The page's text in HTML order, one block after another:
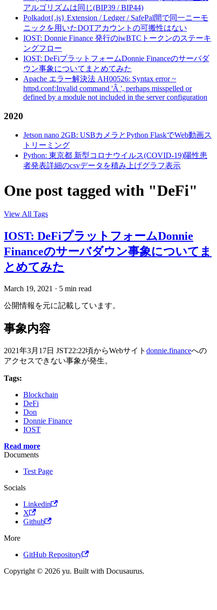
アルゴリズムは同じ(BIP39 / BIP44)
Polkadot{.js} Extension / Ledger / SafePal間で同一ニーモ
ニックを用いたDOTアカウントの可搬性はない
IOST: Donnie Finance 発行のiwBTCトークンのステーキ
ングフロー
IOST: DeFiプラットフォームDonnie Financeのサーバダ
ウン事象についてまとめてみた
Apache エラー解決法 AH00526: Syntax error ~
httpd.conf:Invalid command 'Â ', perhaps misspelled or
defined by a module not included in the server configuration
2020
Jetson nano 2GB: USBカメラとPython FlaskでWeb動画ス
トリーミング
Python: 東京都 新型コロナウイルス(COVID-19)陽性患
者発表詳細のcsvデータを積み上げグラフ表示
One post tagged with "DeFi"
View All Tags
IOST: DeFiプラットフォームDonnie
Financeのサーバダウン事象についてま
とめてみた
March 19, 2021 · 5 min read
公開情報を元に記載しています。
事象内容
2021年3月17日 JST22:22頃からWebサイト donnie.financeへの
アクセスできない事象が発生。
Tags:
Blockchain
DeFi
Don
Donnie Finance
IOST
Read more
Documents
Test Page
Socials
Linkedin
X
Github
More
GitHub Repository
Copyright © 2026 yu. Built with Docusaurus.